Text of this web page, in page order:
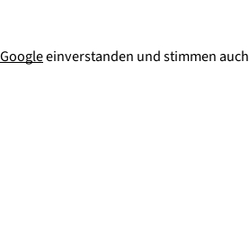
einverstanden und stimmen auch